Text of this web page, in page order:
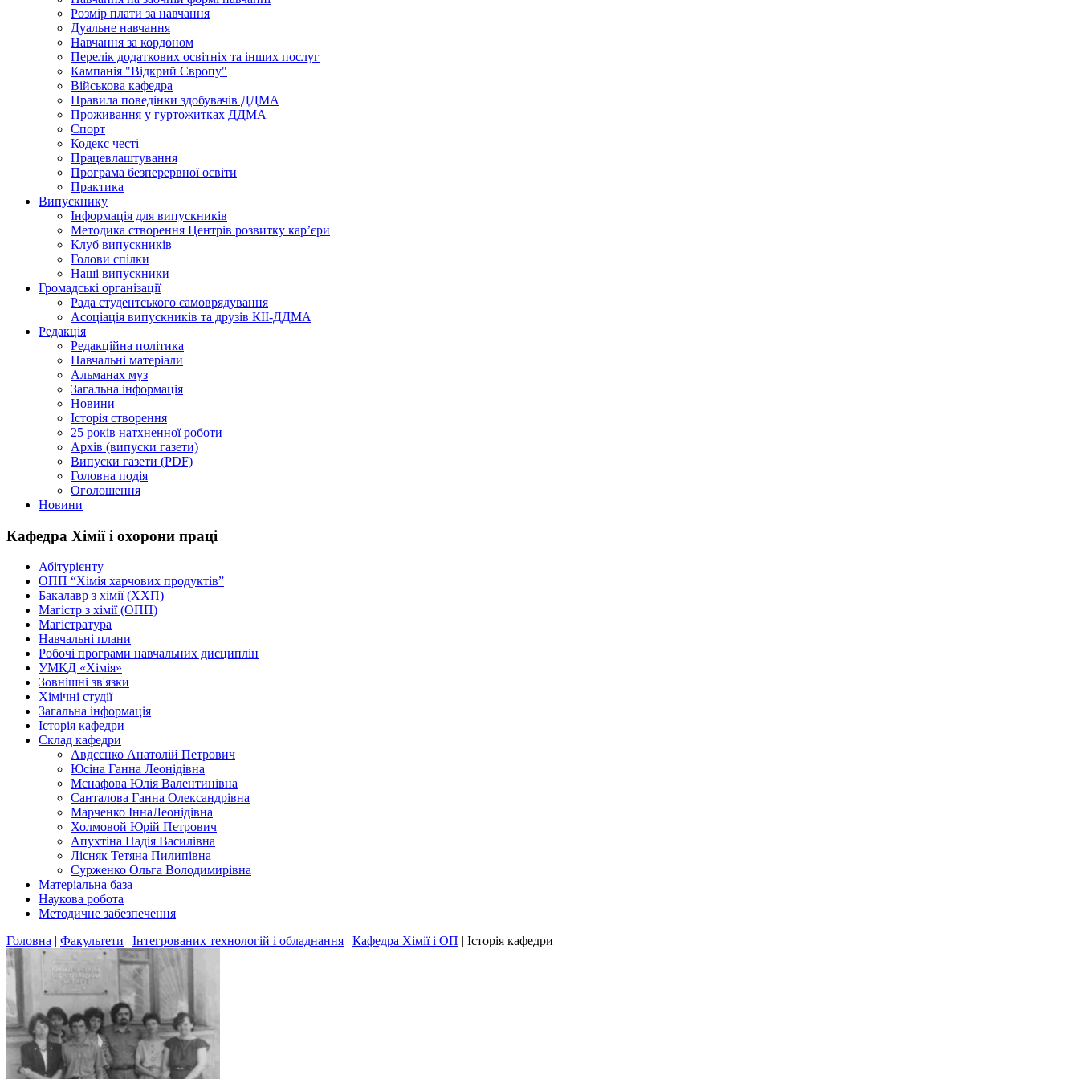
Розмір плати за навчання
Дуальне навчання
Навчання за кордоном
Перелік додаткових освітніх та інших послуг
Кампанія "Відкрий Європу"
Військова кафедра
Правила поведінки здобувачів ДДМА
Проживання у гуртожитках ДДМА
Спорт
Кодекс честі
Працевлаштування
Програма безперервної освіти
Практика
Випускнику
Інформація для випускників
Методика створення Центрів розвитку кар’єри
Клуб випускників
Голови спілки
Наші випускники
Громадські організації
Рада студентського самоврядування
Асоціація випускників та друзів КІІ-ДДМА
Редакція
Редакційна політика
Навчальні матеріали
Альманах муз
Загальна інформація
Новини
Історія створення
25 років натхненної роботи
Архів (випуски газети)
Випуски газети (PDF)
Головна подія
Оголошення
Новини
Кафедра Хімії і охорони праці
Абітурієнту
ОПП “Хімія харчових продуктів”
Бакалавр з хімії (ХХП)
Магістр з хімії (ОПП)
Магістратура
Навчальні плани
Робочі програми навчальних дисциплін
УМКД «Хімія»
Зовнішні зв'язки
Хімічні студії
Загальна інформація
Історія кафедри
Склад кафедри
Авдєєнко Анатолій Петрович
Юсіна Ганна Леонідівна
Мєнафова Юлія Валентинівна
Санталова Ганна Олександрівна
Марченко ІннаЛеонідівна
Холмовой Юрій Петрович
Апухтіна Надія Василівна
Лісняк Тетяна Пилипівна
Сурженко Ольга Володимирівна
Матеріальна база
Наукова робота
Методичне забезпечення
Головна | Факультети | Інтегрованих технологій і обладнання | Кафедра Хімії і ОП | Історія кафедри